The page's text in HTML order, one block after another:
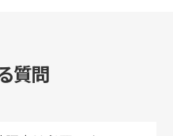
質問